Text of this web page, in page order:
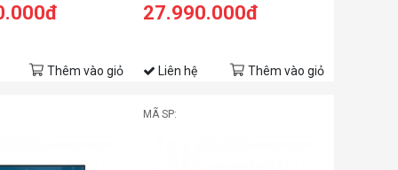
Thêm vào giỏ
27.990.000đ
Liên hệ Thêm vào giỏ
MÃ SP: